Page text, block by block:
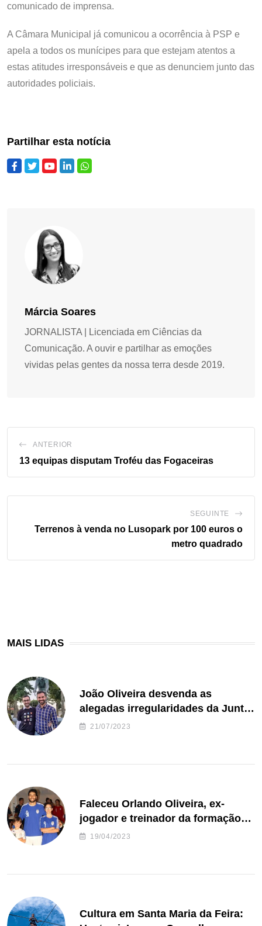
comunicado de imprensa.
A Câmara Municipal já comunicou a ocorrência à PSP e
apela a todos os munícipes para que estejam atentos a
estas atitudes irresponsáveis e que as denunciem junto das
autoridades policiais.
Partilhar esta notícia
Márcia Soares
JORNALISTA | Licenciada em Ciências da
Comunicação. A ouvir e partilhar as emoções
vividas pelas gentes da nossa terra desde 2019.
ANTERIOR
13 equipas disputam Troféu das Fogaceiras
SEGUINTE
Terrenos à venda no Lusopark por 100 euros o
metro quadrado
MAIS LIDAS
João Oliveira desvenda as
alegadas irregularidades da Junta
de Freguesia S. João de Ver
21/07/2023
Faleceu Orlando Oliveira, ex-
jogador e treinador da formação
de andebol do Feirense
19/04/2023
Cultura em Santa Maria da Feira: